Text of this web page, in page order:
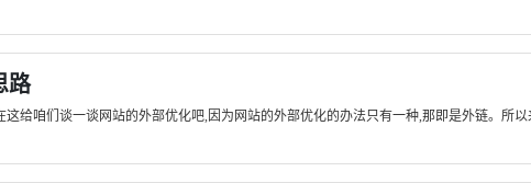
路
给咱们谈一谈网站的外部优化吧,因为网站的外部优化的办法只有一种,那即是外链。所